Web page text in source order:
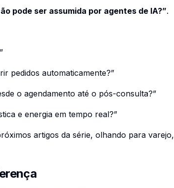
pode ser assumida por agentes de IA?”.
pedidos automaticamente?”
o agendamento até o pós-consulta?”
e energia em tempo real?”
artigos da série, olhando para varejo,